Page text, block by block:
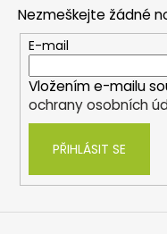
Nezmeškejte žádné
E-mail
Vložením e-mailu
ochrany osobních
PŘIHLÁSIT SE